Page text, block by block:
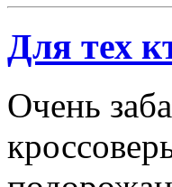
Для тех
Очень